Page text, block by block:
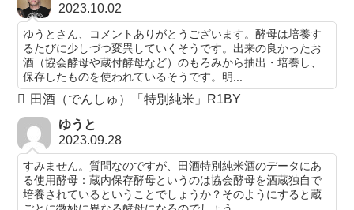
2023.10.02
ゆうとさん、コメントありがとうございます。酵母は培養す
るたびに少しづつ変異していくそうです。出来の良かったお
酒（協会酵母や蔵付酵母など）のもろみから抽出・培養し、
保存したものを使われているそうです。明...
田酒（でんしゅ）「特別純米」R1BY
ゆうと
2023.09.28
すみません。質問なのですが、田酒特別純米酒のデータにあ
る使用酵母：蔵内保存酵母というのは協会酵母を酒蔵独自で
培養されているということでしょうか？そのようにすると蔵